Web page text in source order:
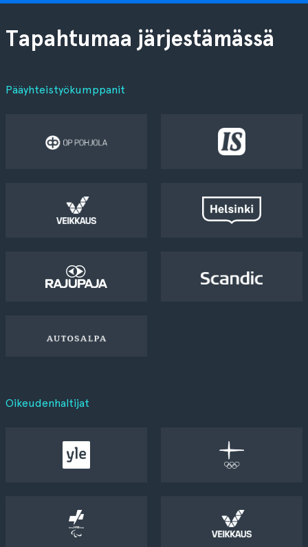
Tapahtumaa järjestämässä
Pääyhteistyökumppanit
Oikeudenhaltijat